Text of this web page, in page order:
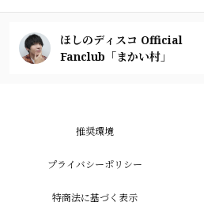
ほしのディスコ Official
Fanclub「まかい村」
推奨環境
プライバシーポリシー
特商法に基づく表示